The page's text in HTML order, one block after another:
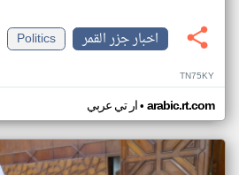
اخبار جزر القمر
Politics
TN75KY
ار تي عربي• arabic.rt.com